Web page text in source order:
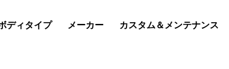
ディタイプ メーカー カスタム＆メンテナンス